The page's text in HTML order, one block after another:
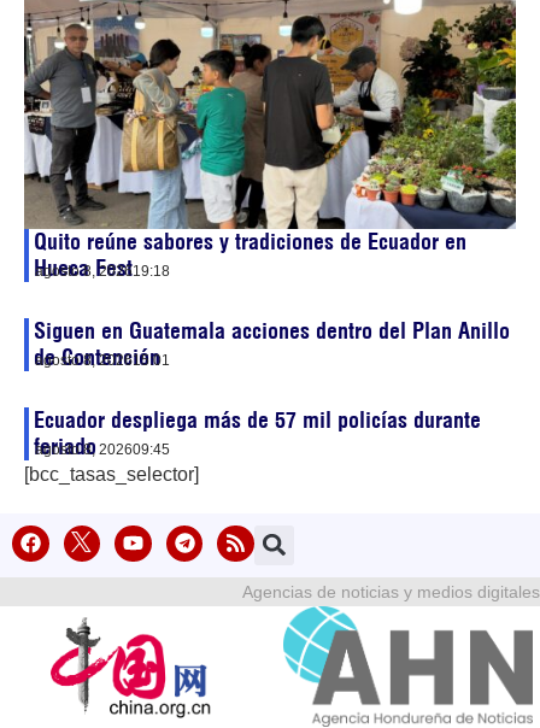
Quito reúne sabores y tradiciones de Ecuador en
Hueca Fest
agosto 8, 202619:18
Siguen en Guatemala acciones dentro del Plan Anillo
de Contención
agosto 8, 202615:01
Ecuador despliega más de 57 mil policías durante
feriado
agosto 8, 202609:45
[bcc_tasas_selector]
Agencias de noticias y medios digitales